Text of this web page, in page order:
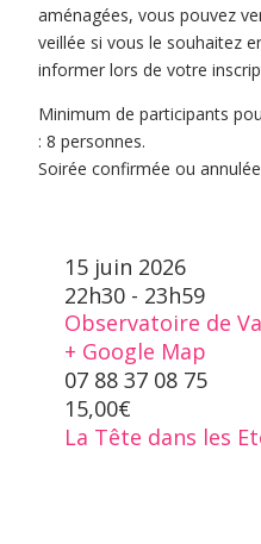
aménagées, vous pouvez
veillée si vous le souhaitez
informer lors de votre
Minimum de participants
: 8 personnes.
Soirée confirmée ou
15 juin 2026
22h30 - 23h59
Observatoire de
+ Google Map
07 88 37 08 75
15,00€
La Tête dans les